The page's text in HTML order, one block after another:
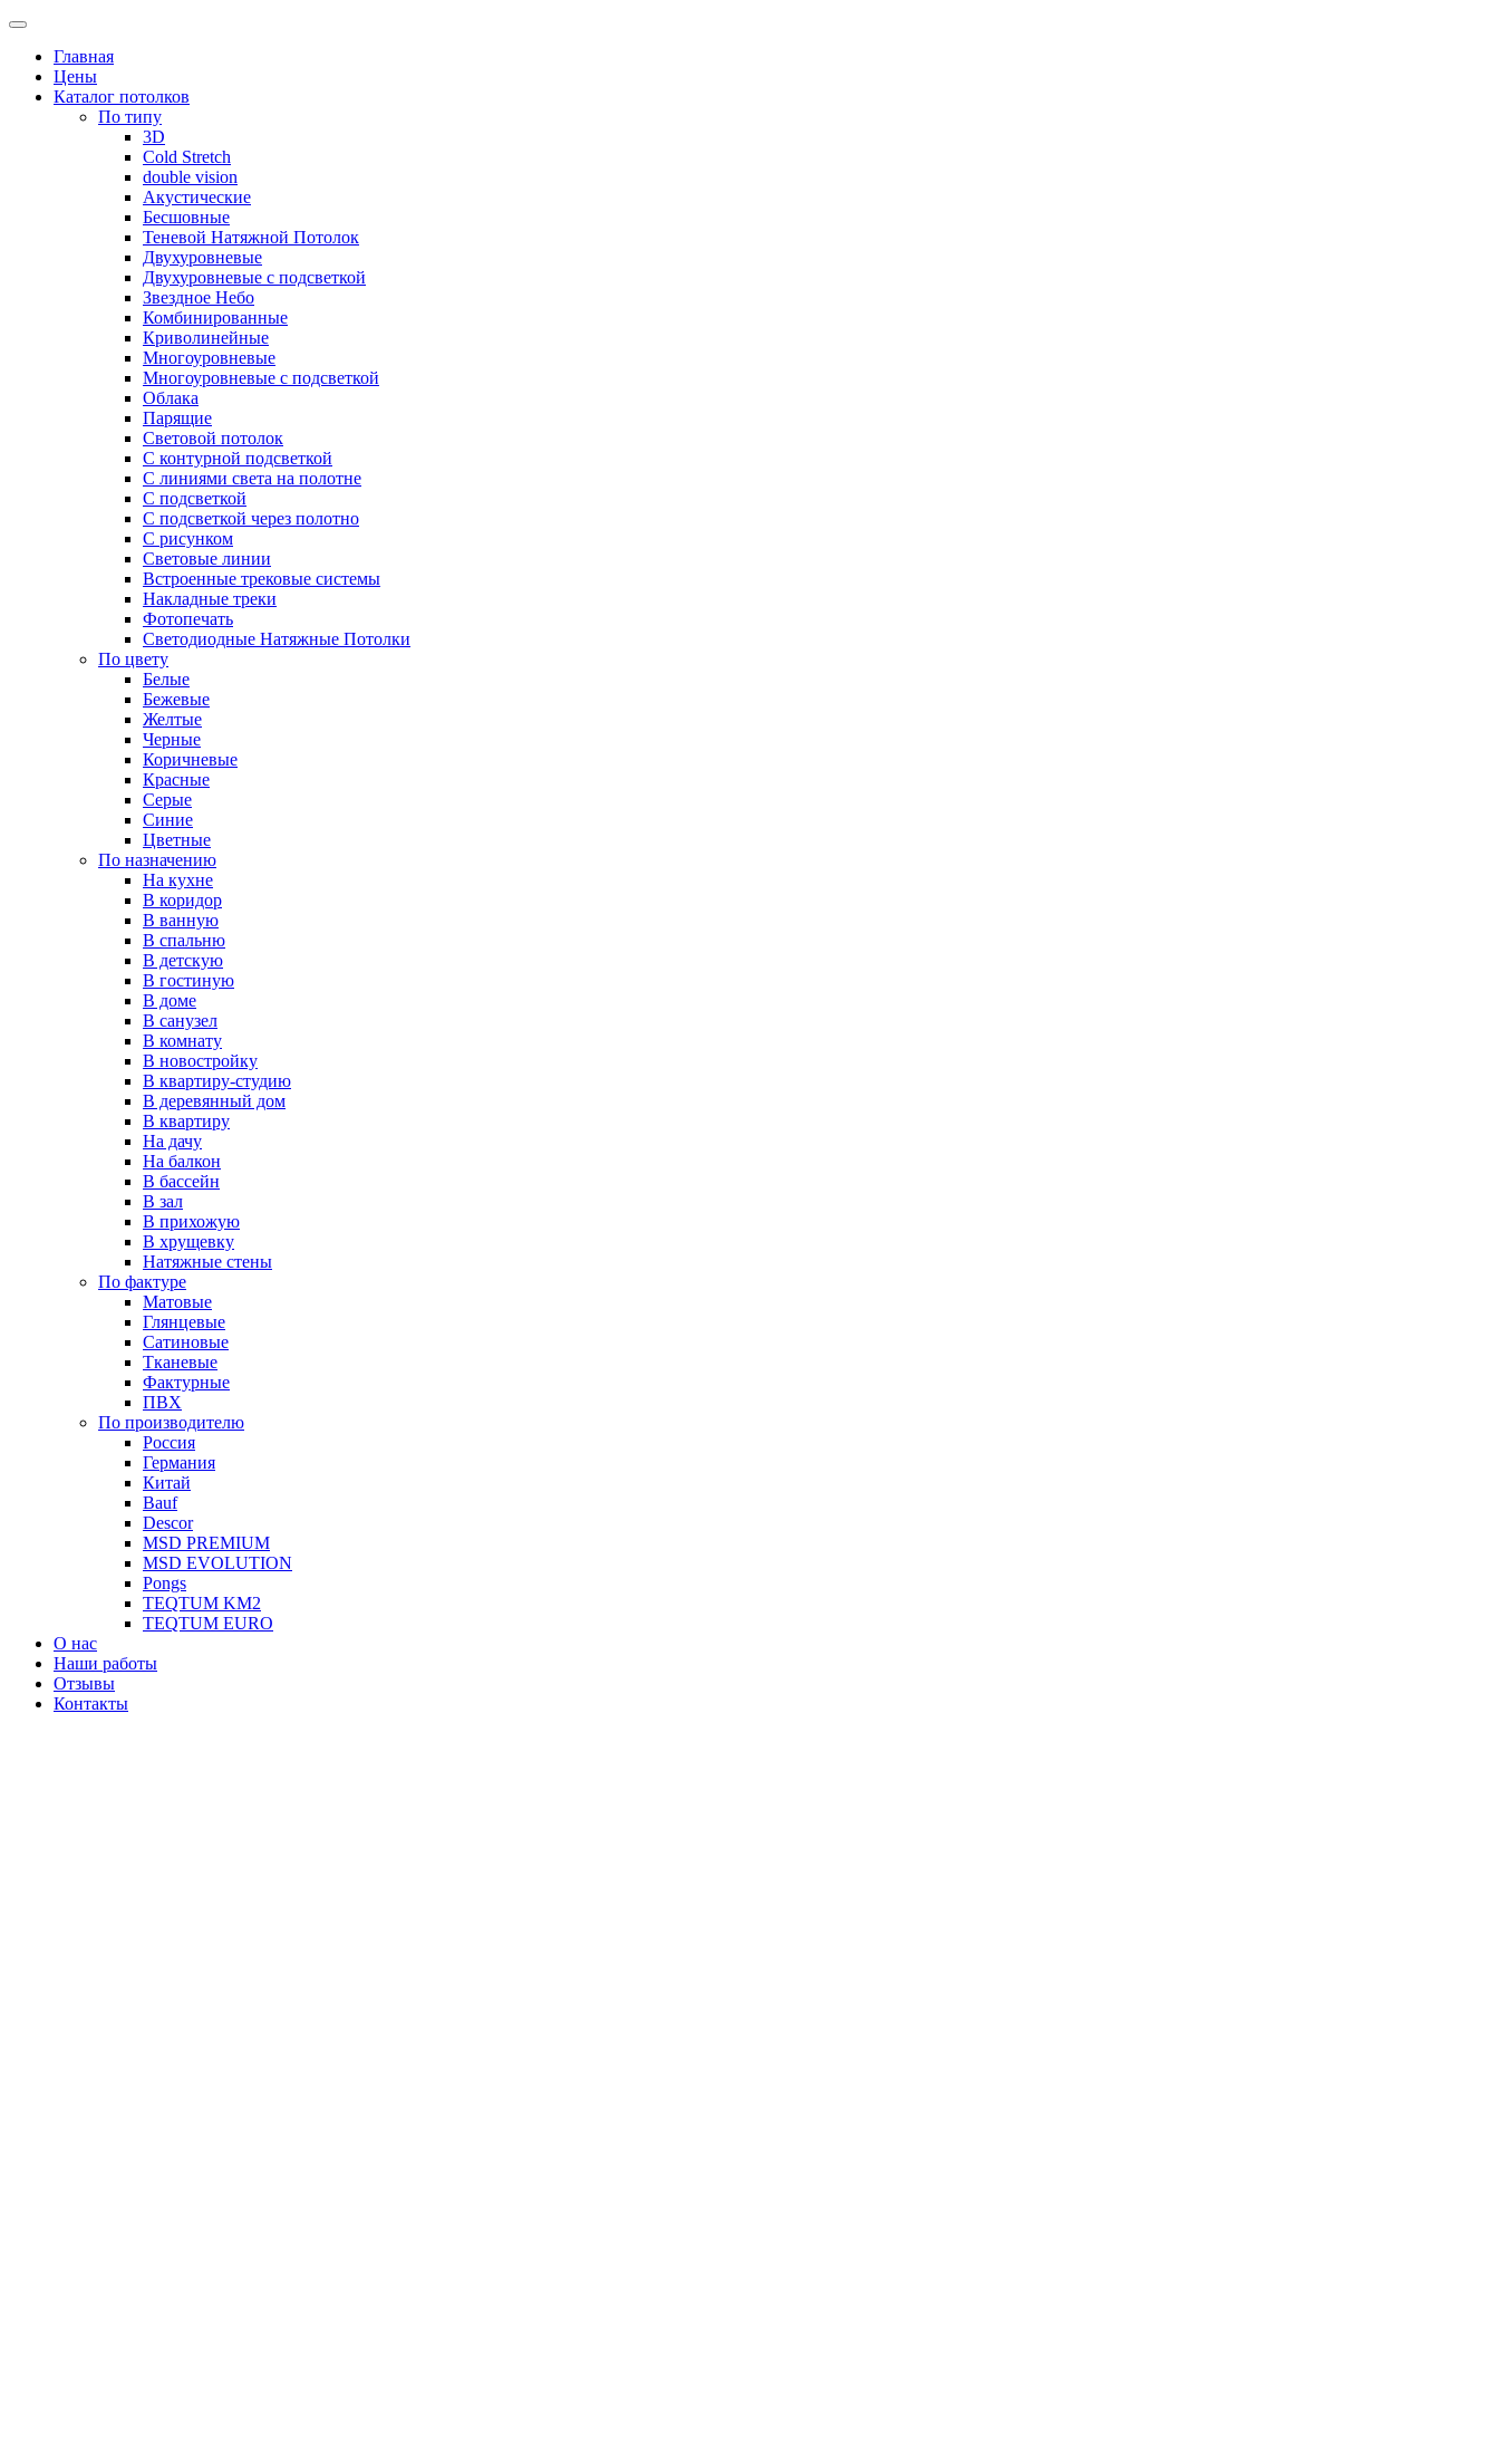
Skip
contentГлавная
Цены
Каталог потолков
По типу
3D
Cold Stretch
double vision
Акустические
Бесшовные
Теневой Натяжной Потолок
Двухуровневые
Двухуровневые с подсветкой
Звездное Небо
Комбинированные
Криволинейные
Многоуровневые
Многоуровневые с подсветкой
Облака
Парящие
Световой потолок
С контурной подсветкой
С линиями света на полотне
С подсветкой
С подсветкой через полотно
С рисунком
Световые линии
Встроенные трековые системы
Накладные треки
Фотопечать
Светодиодные Натяжные Потолки
По цвету
Белые
Бежевые
Желтые
Черные
Коричневые
Красные
Серые
Синие
Цветные
По назначению
На кухне
В коридор
В ванную
В спальню
В детскую
В гостиную
В доме
В санузел
В комнату
В новостройку
В квартиру-студию
В деревянный дом
В квартиру
На дачу
На балкон
В бассейн
В зал
В прихожую
В хрущевку
Натяжные стены
По фактуре
Матовые
Глянцевые
Сатиновые
Тканевые
Фактурные
ПВХ
По производителю
Россия
Германия
Китай
Вauf
Descor
MSD PREMIUM
MSD EVOLUTION
Pongs
TEQTUM KM2
TEQTUM EURO
О нас
Наши работы
Отзывы
Контакты